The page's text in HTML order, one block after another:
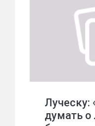
Луческу:
думать о